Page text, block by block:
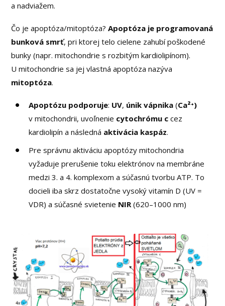
a nadviažem.
Čo je apoptóza/mitoptóza?Apoptóza je programovaná
bunková smrť, pri ktorej telo cielene zahubí poškodené
bunky (napr. mitochondrie s rozbitým kardiolipínom).
U mitochondrie sa jej vlastná apoptóza nazýva
mitoptóza.
Apoptózu podporuje: UV, únik vápnika (Ca²⁺)
v mitochondrii, uvoľnenie cytochrómu c cez
kardiolipín a následná aktivácia kaspáz.
Pre správnu aktiváciu apoptózy mitochondria
vyžaduje prerušenie toku elektrónov na membráne
medzi 3. a 4. komplexom a súčasnú tvorbu ATP. To
docieli iba skrz dostatočne vysoký vitamín D (UV =
VDR) a súčasné svietenie NIR(620–1000 nm)